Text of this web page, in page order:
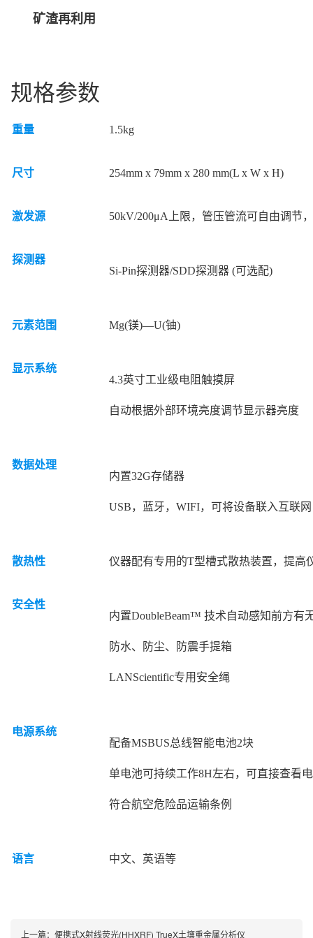
矿渣再利用
规格参数
重量 1.5kg
尺寸 254mm x 79mm x 280 mm(L x W x H)
激发源 50kV/200μA上限，管压管流可自由调节
探测器
Si-Pin探测器/SDD探测器 (可选配)
元素范围 Mg(镁)—U(铀)
显示系统
4.3英寸工业级电阻触摸屏
自动根据外部环境亮度调节显示器亮度
数据处理
内置32G存储器
USB，蓝牙，WIFI，可将设备联入互联
散热性 仪器配有专用的T型槽式散热装置，提高
安全性
内置DoubleBeam™ 技术自动感知前方有
防水、防尘、防震手提箱
LANScientific专用安全绳
电源系统
配备MSBUS总线智能电池2块
单电池可持续工作8H左右，可直接查看
符合航空危险品运输条例
语言 中文、英语等
上一篇： 便携式X射线荧光(HHXRF) TrueX土壤重金属分析仪